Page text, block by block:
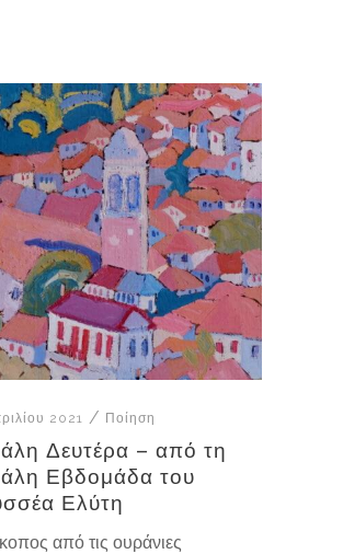
2021 Ποίηση
Δευτέρα – από τη
Εβδομάδα του
Ελύτη
από τις ουράνιες